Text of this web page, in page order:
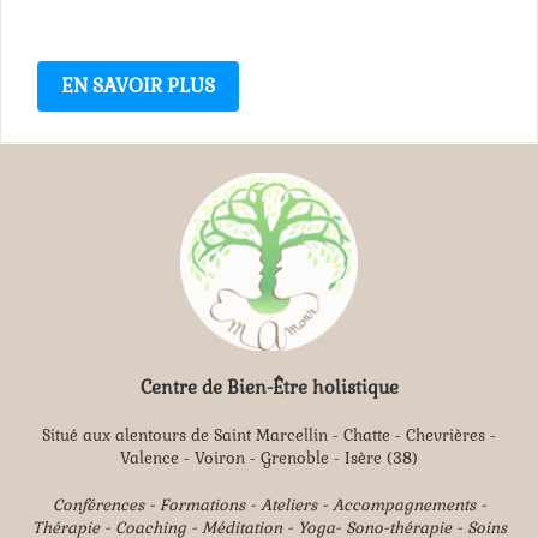
EN SAVOIR PLUS
Centre de Bien-Être holistique
Situé aux alentours de Saint Marcellin - Chatte - Chevrières -
Valence - Voiron - Grenoble - Isère (38)
Conférences - Formations - Ateliers - Accompagnements -
Thérapie - Coaching - Méditation - Yoga- Sono-thérapie - Soins